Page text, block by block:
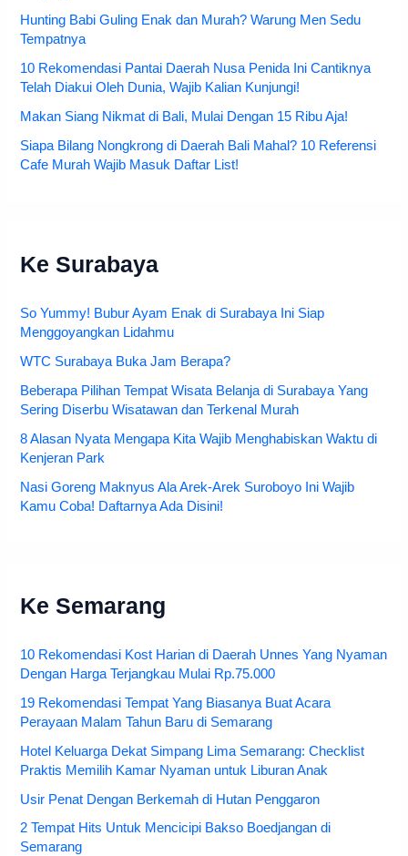
Hunting Babi Guling Enak dan Murah? Warung Men Sedu
Tempatnya
10 Rekomendasi Pantai Daerah Nusa Penida Ini Cantiknya
Telah Diakui Oleh Dunia, Wajib Kalian Kunjungi!
Makan Siang Nikmat di Bali, Mulai Dengan 15 Ribu Aja!
Siapa Bilang Nongkrong di Daerah Bali Mahal? 10 Referensi
Cafe Murah Wajib Masuk Daftar List!
Ke Surabaya
So Yummy! Bubur Ayam Enak di Surabaya Ini Siap
Menggoyangkan Lidahmu
WTC Surabaya Buka Jam Berapa?
Beberapa Pilihan Tempat Wisata Belanja di Surabaya Yang
Sering Diserbu Wisatawan dan Terkenal Murah
8 Alasan Nyata Mengapa Kita Wajib Menghabiskan Waktu di
Kenjeran Park
Nasi Goreng Maknyus Ala Arek-Arek Suroboyo Ini Wajib
Kamu Coba! Daftarnya Ada Disini!
Ke Semarang
10 Rekomendasi Kost Harian di Daerah Unnes Yang Nyaman
Dengan Harga Terjangkau Mulai Rp.75.000
19 Rekomendasi Tempat Yang Biasanya Buat Acara
Perayaan Malam Tahun Baru di Semarang
Hotel Keluarga Dekat Simpang Lima Semarang: Checklist
Praktis Memilih Kamar Nyaman untuk Liburan Anak
Usir Penat Dengan Berkemah di Hutan Penggaron
2 Tempat Hits Untuk Mencicipi Bakso Boedjangan di
Semarang